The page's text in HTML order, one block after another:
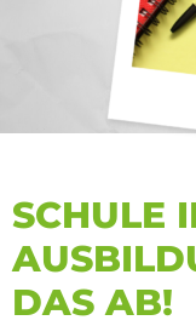
SCHULE
DAS AB!